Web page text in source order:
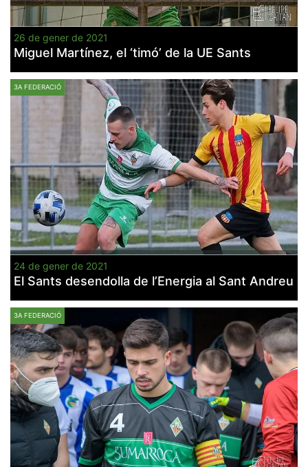
26 de gener de 2021
Miguel Martínez, el ‘timó’ de la UE Sants
3A FEDERACIÓ
24 de gener de 2021
El Sants desendolla de l’Energia al Sant Andreu
3A FEDERACIÓ